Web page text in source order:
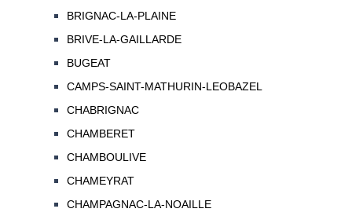
BRIGNAC-LA-PLAINE
BRIVE-LA-GAILLARDE
BUGEAT
CAMPS-SAINT-MATHURIN-LEOBAZEL
CHABRIGNAC
CHAMBERET
CHAMBOULIVE
CHAMEYRAT
CHAMPAGNAC-LA-NOAILLE